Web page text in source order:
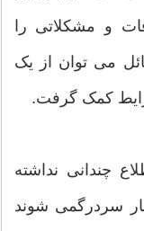
و مشکلاتی را
می توان از یک
کمک گرفت.
چندانی نداشته
سردرگمی شوند